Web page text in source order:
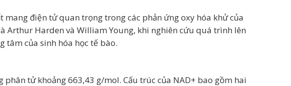
điện tử quan trọng trong các phản ứng oxy hóa khử của
Arthur Harden và William Young, khi nghiên cứu quá trình lên
tâm của sinh hóa học tế bào.
phân tử khoảng 663,43 g/mol. Cấu trúc của NAD+ bao gồm hai